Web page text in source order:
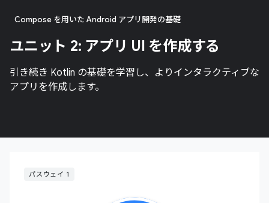
Compose を用いた Android アプリ開発の基礎
ユニット 2: アプリ UI を作成する
引き続き Kotlin の基礎を学習し、よりインタラクティブな
アプリを作成します。
パスウェイ 1